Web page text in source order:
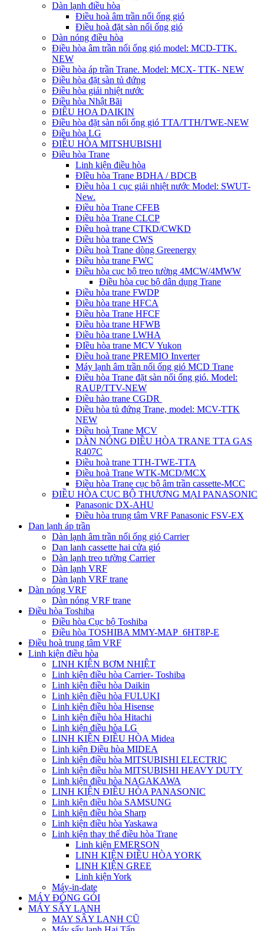
Dàn lạnh điều hòa
Điều hoà âm trần nối ống gió
Điều hoà đặt sàn nối ống gió
Dàn nóng điều hòa
Điều hòa âm trần nối ống gió model: MCD-TTK.
NEW
Điều hòa áp trần Trane. Model: MCX- TTK- NEW
Điều hòa đặt sàn tủ đứng
Điều hòa giải nhiệt nước
Điều hòa Nhật Bãi
ĐIÊU HOA DAIKIN
Điều hòa đặt sàn nối ống gió TTA/TTH/TWE-NEW
Điều hòa LG
ĐIỀU HÒA MITSHUBISHI
Điều hòa Trane
Linh kiện điều hòa
ĐIều hòa Trane BDHA / BDCB
Điều hòa 1 cục giải nhiệt nước Model: SWUT-
New.
Điều hòa Trane CFEB
Điều hòa Trane CLCP
Điều hoà trane CTKD/CWKD
Điều hòa trane CWS
Điều hoà Trane dòng Greenergy
Điều hòa trane FWC
Điều hòa cục bộ treo tường 4MCW/4MWW
Điều hòa cục bộ dân dụng Trane
Điều hòa trane FWDP
Điều hòa trane HFCA
Điều hòa Trane HFCF
Điều hòa trane HFWB
Điều hòa trane LWHA
ĐIều hòa trane MCV Yukon
Điều hoà trane PREMIO Inverter
Máy lạnh âm trần nối ống gió MCD Trane
Điều hòa Trane đặt sàn nối ống gió. Model:
RAUP/TTV-NEW
Điều hào trane CGDR
Điều hòa tủ đứng Trane, model: MCV-TTK
NEW
Điều hoà Trane MCV
DÀN NÓNG ĐIỀU HÒA TRANE TTA GAS
R407C
Điều hoà trane TTH-TWE-TTA
Điều hoà Trane WTK-MCD/MCX
Điều hòa Trane cục bộ âm trần cassette-MCC
ĐIỀU HÒA CỤC BỘ THƯƠNG MẠI PANASONIC
Panasonic DX-AHU
Điều hòa trung tâm VRF Panasonic FSV-EX
Dan lạnh áp trần
Dàn lạnh âm trần nối ống gió Carrier
Dan lanh cassette hai cửa gió
Dàn lạnh treo tường Carrier
Dàn lạnh VRF
Dàn lạnh VRF trane
Dàn nóng VRF
Dàn nóng VRF trane
Điều hòa Toshiba
Điều hòa Cục bộ Toshiba
Điều hòa TOSHIBA MMY-MAP_6HT8P-E
Điều hoà trung tâm VRF
Linh kiện điều hòa
LINH KIỆN BƠM NHIỆT
Linh kiện điều hòa Carrier- Toshiba
Linh kiện điều hòa Daikin
Linh kiện điều hòa FULUKI
Linh kiện điều hòa Hisense
Linh kiện điều hòa Hitachi
Linh kiện điều hòa LG
LINH KIỆN ĐIỀU HÒA Midea
Linh kiện Điều hòa MIDEA
Linh kiện điều hòa MITSUBISHI ELECTRIC
Linh kiện điều hòa MITSUBISHI HEAVY DUTY
Linh kiện điều hòa NAGAKAWA
LINH KIỆN ĐIỀU HÒA PANASONIC
Linh kiện điều hòa SAMSUNG
Linh kiện điều hòa Sharp
Linh kiện điều hòa Yaskawa
Linh kiện thay thế điều hòa Trane
Linh kiện EMERSON
LINH KIỆN ĐIỀU HÒA YORK
LINH KIỆN GREE
Linh kiện York
Máy-in-date
MÁY ĐÓNG GÓI
MÁY SẤY LẠNH
MAY SÂY LANH CŨ